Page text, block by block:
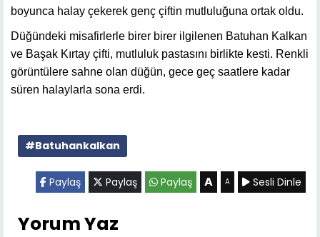
boyunca halay çekerek genç çiftin mutluluğuna ortak oldu.
Düğündeki misafirlerle birer birer ilgilenen Batuhan Kalkan
ve Başak Kırtay çifti, mutluluk pastasını birlikte kesti. Renkli
görüntülere sahne olan düğün, gece geç saatlere kadar
süren halaylarla sona erdi.
#Batuhankalkan
Paylaş Paylaş Paylaş A A Sesli Dinle
Yorum Yaz